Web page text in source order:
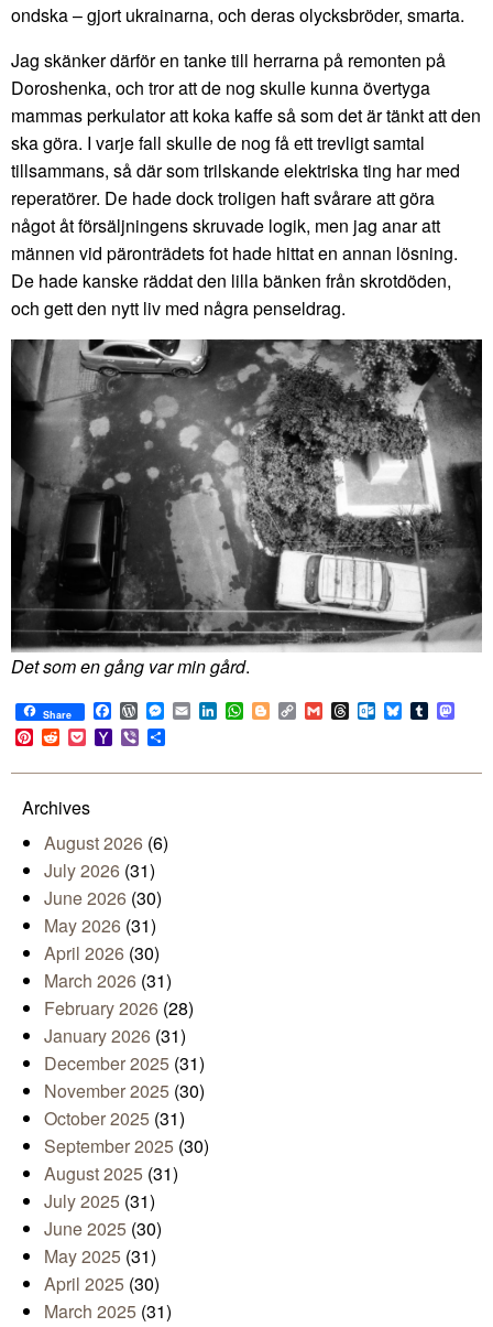
ondska – gjort ukrainarna, och deras olycksbröder, smarta.
Jag skänker därför en tanke till herrarna på remonten på
Doroshenka, och tror att de nog skulle kunna övertyga
mammas perkulator att koka kaffe så som det är tänkt att den
ska göra. I varje fall skulle de nog få ett trevligt samtal
tillsammans, så där som trilskande elektriska ting har med
reperatörer. De hade dock troligen haft svårare att göra
något åt försäljningens skruvade logik, men jag anar att
männen vid päronträdets fot hade hittat en annan lösning.
De hade kanske räddat den lilla bänken från skrotdöden,
och gett den nytt liv med några penseldrag.
Det som en gång var min gård.
Share Facebook
WordPress
Messenger
EmailLinkedIn
WhatsApp
BloggerCopy
Link
GmailThreadsOutlook.com
BlueskyTumblr
Pinterest
RedditPocketYahoo
Mail
Viber
Archives
August 2026 (6)
July 2026 (31)
June 2026 (30)
May 2026 (31)
April 2026 (30)
March 2026 (31)
February 2026 (28)
January 2026 (31)
December 2025 (31)
November 2025 (30)
October 2025 (31)
September 2025 (30)
August 2025 (31)
July 2025 (31)
June 2025 (30)
May 2025 (31)
April 2025 (30)
March 2025 (31)